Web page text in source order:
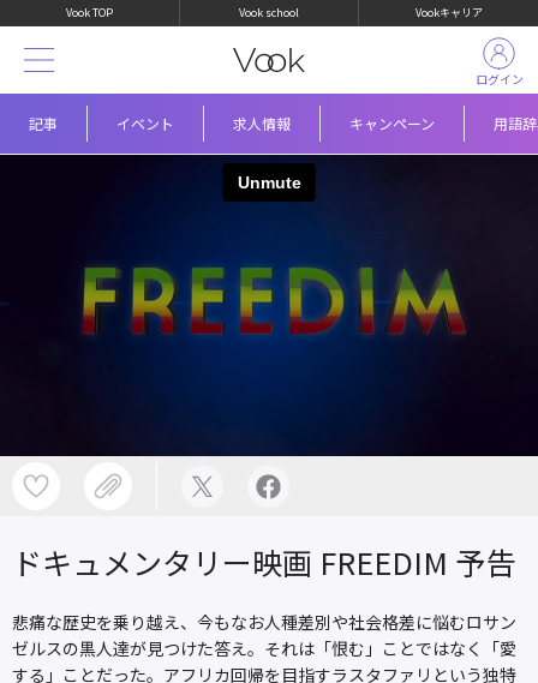
Vook TOP Vook school Vookキャリア
記事 イベント 求人情報 キャンペーン 用語
ログイン
ドキュメンタリー映画 FREEDIM 予告
悲痛な歴史を乗り越え、今もなお人種差別や社会格差に悩むロサン
ゼルスの黒人達が見つけた答え。それは「恨む」ことではなく「愛
する」ことだった。アフリカ回帰を目指すラスタファリという独特